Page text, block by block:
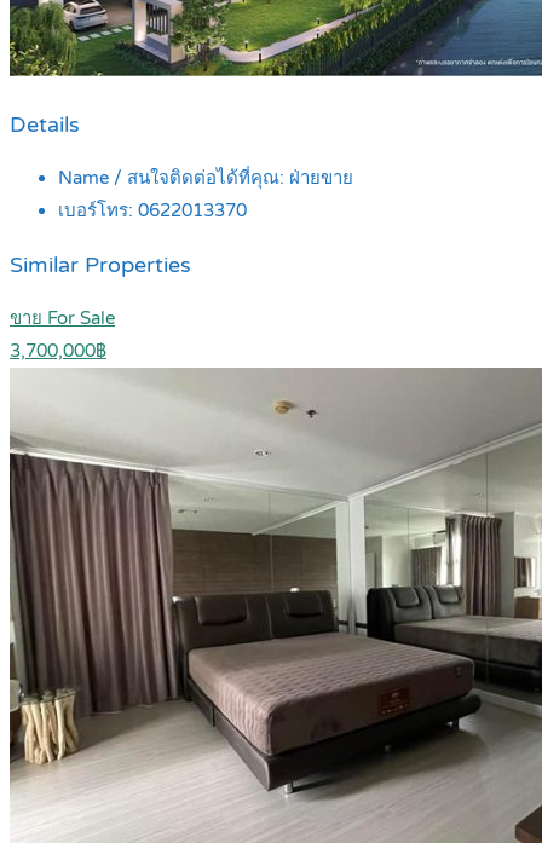
Details
Name / สนใจติดต่อได้ที่คุณ: ฝ่ายขาย
เบอร์โทร: 0622013370
Similar Properties
ขาย For Sale
3,700,000฿